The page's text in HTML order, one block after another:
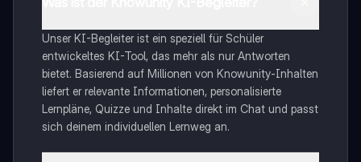
Unser KI-Begleiter ist ein speziell für Schüler
entwickeltes KI-Tool, das mehr als nur Antworten
bietet. Basierend auf Millionen von Knowunity-Inhalten
liefert er relevante Informationen, personalisierte
Lernpläne, Quizze und Inhalte direkt im Chat und passt
sich deinem individuellen Lernweg an.